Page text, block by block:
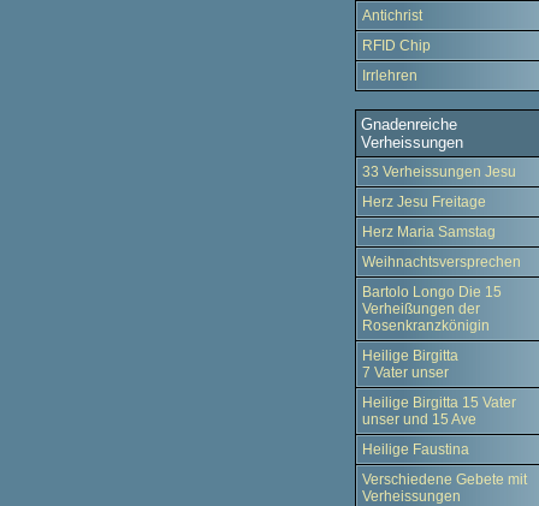
Antichrist
RFID Chip
Irrlehren
Gnadenreiche
Verheissungen
33 Verheissungen Jesu
Herz Jesu Freitage
Herz Maria Samstag
Weihnachtsversprechen
Bartolo Longo Die 15
Verheißungen der
Rosenkranzkönigin
Heilige Birgitta
7 Vater unser
Heilige Birgitta 15 Vater
unser und 15 Ave
Heilige Faustina
Verschiedene Gebete mit
Verheissungen